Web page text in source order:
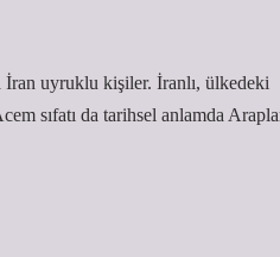
İran uyruklu kişiler. İranlı, ülkedeki
sıfatı da tarihsel anlamda